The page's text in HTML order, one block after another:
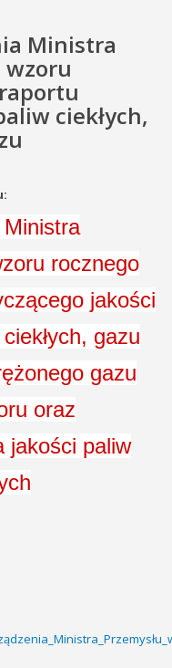
Ministra
wzoru
ciekłych,
rocznego
jakości
gazu
gazu
oraz
jakości paliw